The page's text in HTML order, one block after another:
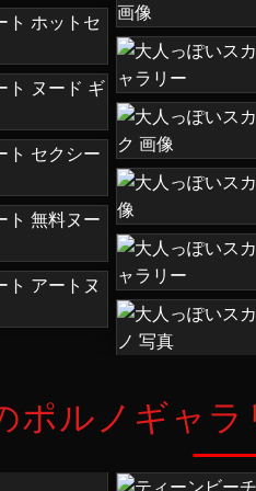
ポルノギャ